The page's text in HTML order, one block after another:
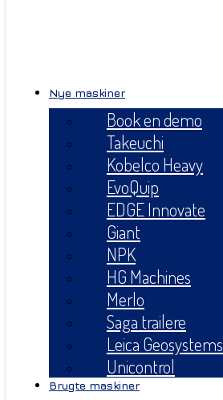
Nye maskiner
Book en demo
Takeuchi
Kobelco Heavy
EvoQuip
EDGE Innovate
Giant
NPK
HG Machines
Merlo
Saga trailere
Leica Geosystems
Unicontrol
Brugte maskiner